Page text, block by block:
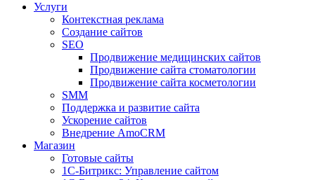
Услуги
Контекстная реклама
Создание сайтов
SEO
Продвижение медицинских сайтов
Продвижение сайта стоматологии
Продвижение сайта косметологии
SMM
Поддержка и развитие сайта
Ускорение сайтов
Внедрение AmoCRM
Магазин
Готовые сайты
1С-Битрикс: Управление сайтом